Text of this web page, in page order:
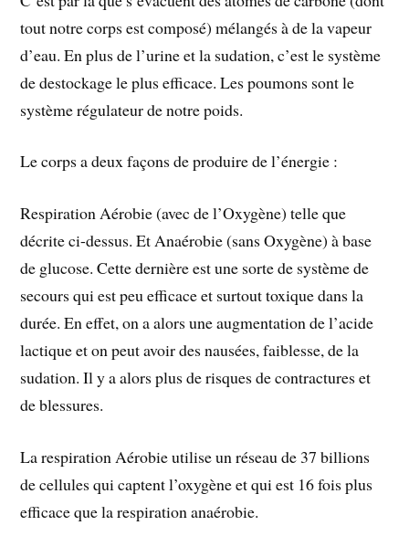
tout notre corps est composé) mélangés à de la vapeur
d’eau. En plus de l’urine et la sudation, c’est le système
de destockage le plus efficace. Les poumons sont le
système régulateur de notre poids.
Le corps a deux façons de produire de l’énergie :
Respiration Aérobie (avec de l’Oxygène) telle que
décrite ci-dessus. Et Anaérobie (sans Oxygène) à base
de glucose. Cette dernière est une sorte de système de
secours qui est peu efficace et surtout toxique dans la
durée. En effet, on a alors une augmentation de l’acide
lactique et on peut avoir des nausées, faiblesse, de la
sudation. Il y a alors plus de risques de contractures et
de blessures.
La respiration Aérobie utilise un réseau de 37 billions
de cellules qui captent l’oxygène et qui est 16 fois plus
efficace que la respiration anaérobie.